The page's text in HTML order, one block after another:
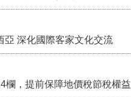
亞 深化國際客家文化交流
欄，提前保障地價稅節稅權益